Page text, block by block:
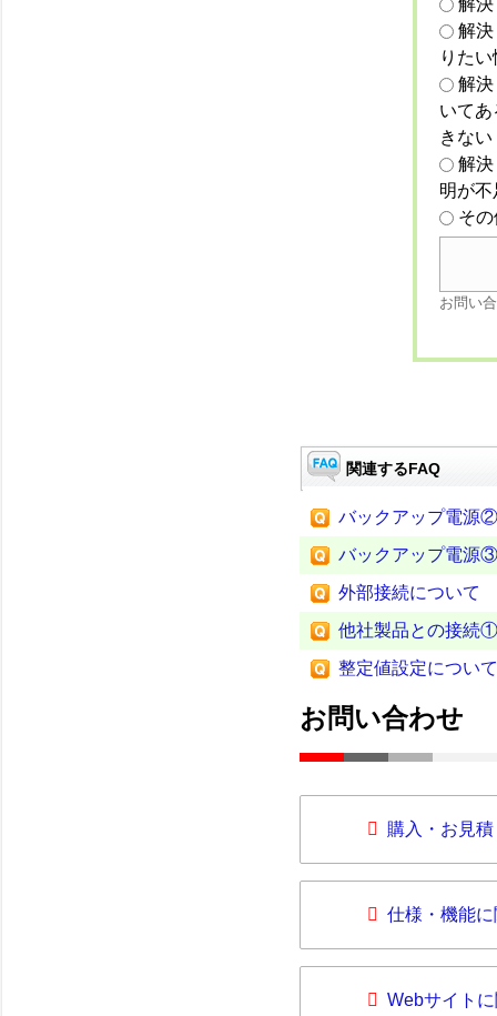
解
解
りた
解
いて
きない
解
明が
そ
お問い
関連するFAQ
バックアップ電源②
バックアップ電源③
外部接続について
他社製品との接続①
整定値設定について
お問い合わせ
購入・お見
仕様・機能
Webサイト